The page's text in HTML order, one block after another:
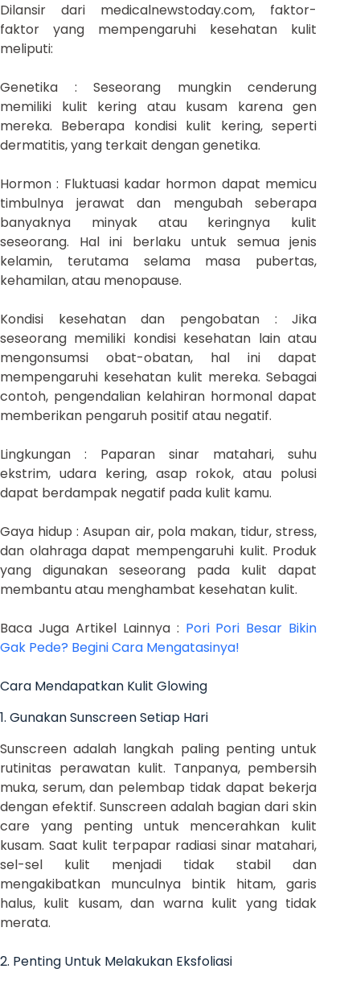
Dilansir dari medicalnewstoday.com, faktor-
faktor yang mempengaruhi kesehatan kulit
meliputi:
Genetika : Seseorang mungkin cenderung
memiliki kulit kering atau kusam karena gen
mereka. Beberapa kondisi kulit kering, seperti
dermatitis, yang terkait dengan genetika.
Hormon : Fluktuasi kadar hormon dapat memicu
timbulnya jerawat dan mengubah seberapa
banyaknya minyak atau keringnya kulit
seseorang. Hal ini berlaku untuk semua jenis
kelamin, terutama selama masa pubertas,
kehamilan, atau menopause.
Kondisi kesehatan dan pengobatan : Jika
seseorang memiliki kondisi kesehatan lain atau
mengonsumsi obat-obatan, hal ini dapat
mempengaruhi kesehatan kulit mereka. Sebagai
contoh, pengendalian kelahiran hormonal dapat
memberikan pengaruh positif atau negatif.
Lingkungan : Paparan sinar matahari, suhu
ekstrim, udara kering, asap rokok, atau polusi
dapat berdampak negatif pada kulit kamu.
Gaya hidup : Asupan air, pola makan, tidur, stress,
dan olahraga dapat mempengaruhi kulit. Produk
yang digunakan seseorang pada kulit dapat
membantu atau menghambat kesehatan kulit.
Baca Juga Artikel Lainnya : Pori Pori Besar Bikin
Gak Pede? Begini Cara Mengatasinya!
Cara Mendapatkan Kulit Glowing
1. Gunakan Sunscreen Setiap Hari
Sunscreen adalah langkah paling penting untuk
rutinitas perawatan kulit. Tanpanya, pembersih
muka, serum, dan pelembap tidak dapat bekerja
dengan efektif. Sunscreen adalah bagian dari skin
care yang penting untuk mencerahkan kulit
kusam. Saat kulit terpapar radiasi sinar matahari,
sel-sel kulit menjadi tidak stabil dan
mengakibatkan munculnya bintik hitam, garis
halus, kulit kusam, dan warna kulit yang tidak
merata.
2. Penting Untuk Melakukan Eksfoliasi